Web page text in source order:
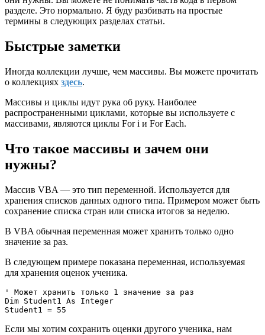
разделе. Это нормально. Я буду разбивать на простые
термины в следующих разделах статьи.
Быстрые заметки
Иногда коллекции лучше, чем массивы. Вы можете прочитать
о коллекциях здесь.
Массивы и циклы идут рука об руку. Наиболее
распространенными циклами, которые вы используете с
массивами, являются циклы For i и For Each.
Что такое массивы и зачем они
нужны?
Массив VBA — это тип переменной. Используется для
хранения списков данных одного типа. Примером может быть
сохранение списка стран или списка итогов за неделю.
В VBA обычная переменная может хранить только одно
значение за раз.
В следующем примере показана переменная, используемая
для хранения оценок ученика.
' Может хранить только 1 значение за раз
Dim Student1 As Integer
Если мы хотим сохранить оценки другого ученика, нам